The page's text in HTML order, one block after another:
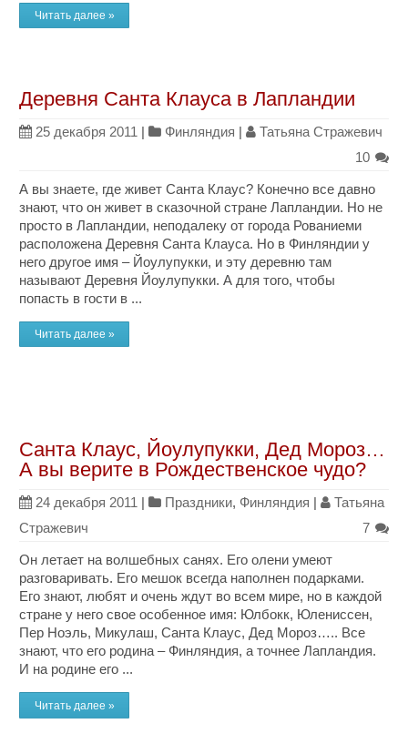
Читать далее »
Деревня Санта Клауса в Лапландии
25 декабря 2011 | Финляндия |
Татьяна Стражевич
10
А вы знаете, где живет Санта Клаус? Конечно все давно
знают, что он живет в сказочной стране Лапландии. Но не
просто в Лапландии, неподалеку от города Рованиеми
расположена Деревня Санта Клауса. Но в Финляндии у
него другое имя – Йоулупукки, и эту деревню там
называют Деревня Йоулупукки. А для того, чтобы
попасть в гости в ...
Читать далее »
Санта Клаус, Йоулупукки, Дед Мороз…
А вы верите в Рождественское чудо?
24 декабря 2011 | Праздники, Финляндия |
Татьяна
Стражевич
7
Он летает на волшебных санях. Его олени умеют
разговаривать. Его мешок всегда наполнен подарками.
Его знают, любят и очень ждут во всем мире, но в каждой
стране у него свое особенное имя: Юлбокк, Юлениссен,
Пер Ноэль, Микулаш, Санта Клаус, Дед Мороз….. Все
знают, что его родина – Финляндия, а точнее Лапландия.
И на родине его ...
Читать далее »